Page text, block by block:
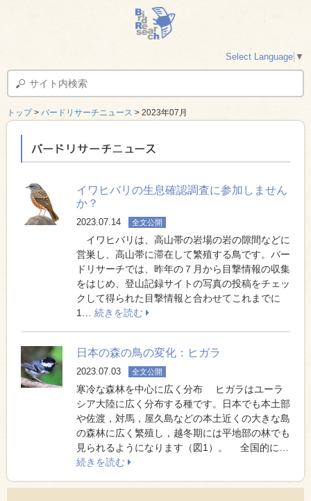
トップ> バードリサーチニュース > 2023年07月
イワヒバリの生息確認調査に参加しません
か？
2023.07.14 全文公開
イワヒバリは、高山帯の岩場の岩の隙間などに
営巣し、高山帯に滞在して繁殖する鳥です。バー
ドリサーチでは、昨年の７月から目撃情報の収集
をはじめ、登山記録サイトの写真の投稿をチェッ
クして得られた目撃情報と合わせてこれまでに
1… 続きを読む
日本の森の鳥の変化：ヒガラ
2023.07.03 全文公開
寒冷な森林を中心に広く分布 ヒガラはユーラ
シア大陸に広く分布する種です。日本でも本土部
や佐渡，対馬，屋久島などの本土近くの大きな島
の森林に広く繁殖し，越冬期には平地部の林でも
見られるようになります（図1）。 全国的に…
続きを読む
Select Language ▼